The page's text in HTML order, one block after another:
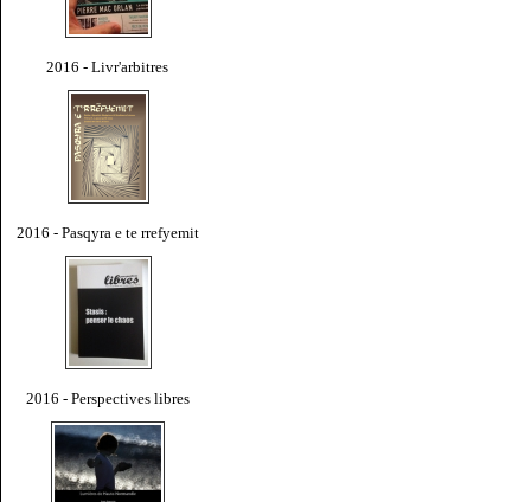
2016 - Livr'arbitres
2016 - Pasqyra e te rrefyemit
2016 - Perspectives libres